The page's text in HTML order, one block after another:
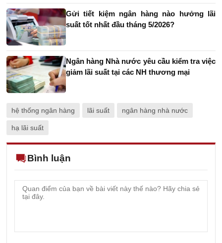
Gửi tiết kiệm ngân hàng nào hưởng lãi
suất tốt nhất đầu tháng 5/2026?
Ngân hàng Nhà nước yêu cầu kiểm tra việc
giảm lãi suất tại các NH thương mại
hệ thống ngân hàng lãi suất ngân hàng nhà nước
hạ lãi suất
Bình luận